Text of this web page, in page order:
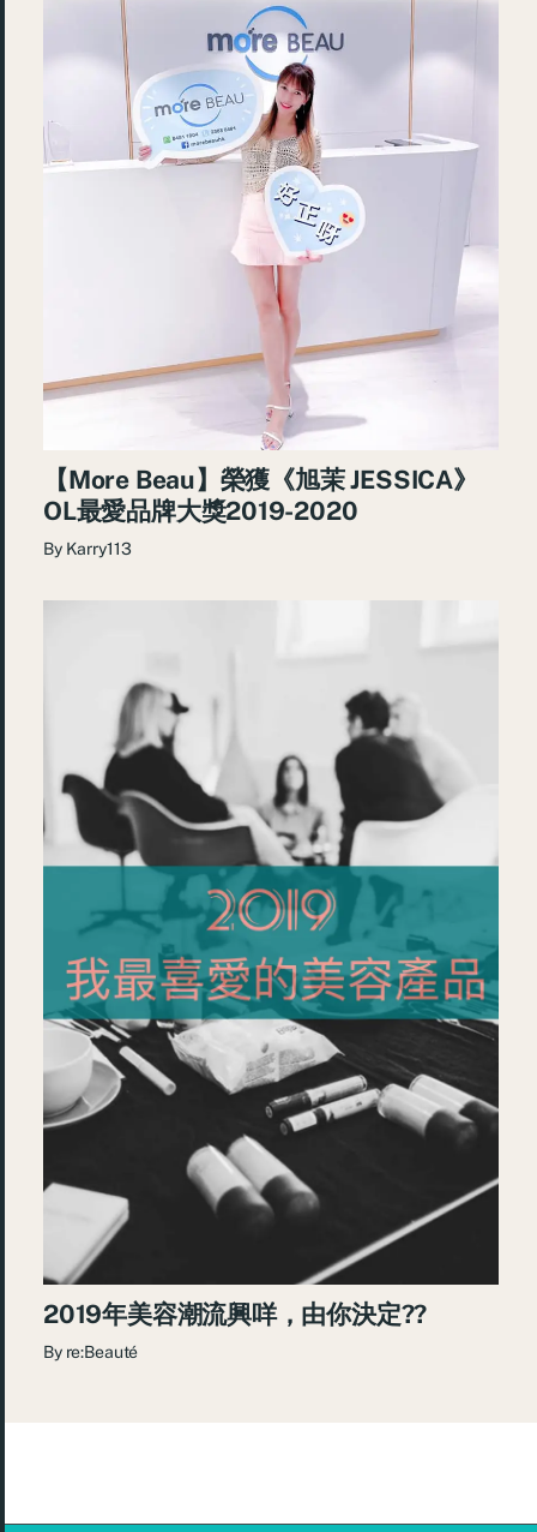
【More Beau】榮獲《旭茉 JESSICA》
OL最愛品牌大獎2019-2020
By Karry113
2019年美容潮流興咩，由你決定??
By re:Beauté